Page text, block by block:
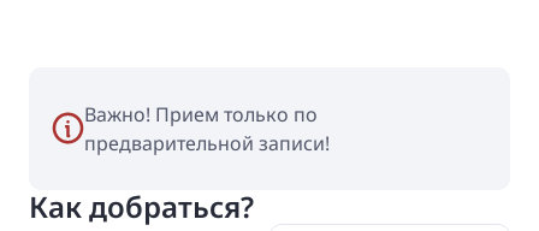
Важно! Прием только по
предварительной записи!
Как добраться?